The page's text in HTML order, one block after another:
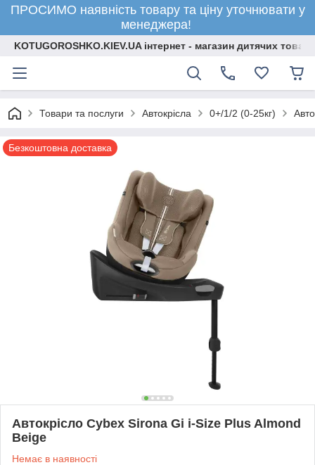
ПРОСИМО наявність товару та ціну уточнювати у
менеджера!
KOTUGOROSHKO.KIEV.UA інтернет - магазин дитячих
Товари та послуги Автокрісла 0+/1/2 (0-25кг)
Безкоштовна доставка
Автокрісло Cybex Sirona Gi i-Size Plus Almond
Beige
Немає в наявності